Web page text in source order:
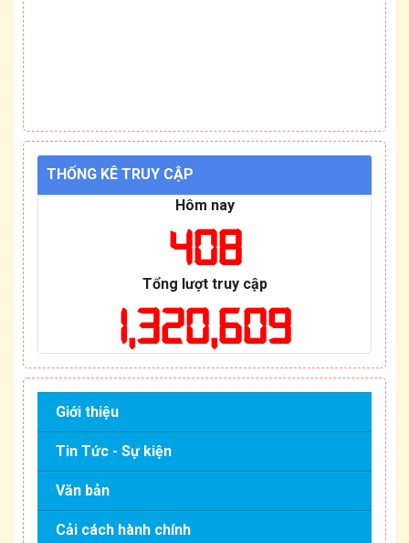
THỐNG KÊ TRUY CẬP
Hôm nay
408
Tổng lượt truy cập
1,320,609
Giới thiệu
Tin Tức - Sự kiện
Văn bản
Cải cách hành chính